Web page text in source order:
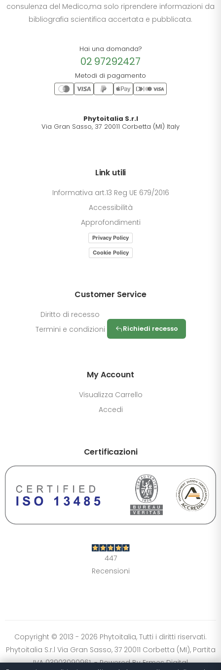
consulenza del Medico,ma solo riprendere informazioni da
bibliografia scientifica accertata e pubblicata.
Hai una domanda?
02 97292427
Metodi di pagamento
Phytoitalia S.r.l
Via Gran Sasso, 37 20011 Corbetta (MI) Italy
Link utili
Informativa art.13 Reg UE 679/2016
Accessibilità
Approfondimenti
Privacy Policy
Cookie Policy
Customer Service
Diritto di recesso
Termini e condizioni
Richiedi recesso
My Account
Visualizza Carrello
Accedi
Certificazioni
447
Recensioni
Copyright © 2013 - 2026 Phytoitalia, Tutti i diritti riservati.
Phytoitalia S.r.l Via Gran Sasso, 37 20011 Corbetta (MI), Partita
IVA 03903090961. - Powered ByErmes Digital
DIMENSIONE TESTO
Chiaro
Ripristina impostazioni